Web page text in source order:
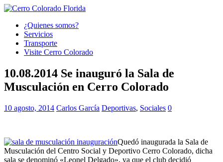
¿Quienes somos?
Servicios
Transporte
Visite Cerro Colorado
10.08.2014 Se inauguró la Sala de
Musculación en Cerro Colorado
10 agosto, 2014 Carlos García Deportivas, Sociales 0
Quedó inaugurada la Sala de
Musculación del Centro Social y Deportivo Cerro Colorado, dicha
sala se denominó «Leonel Delgado», ya que el club decidió